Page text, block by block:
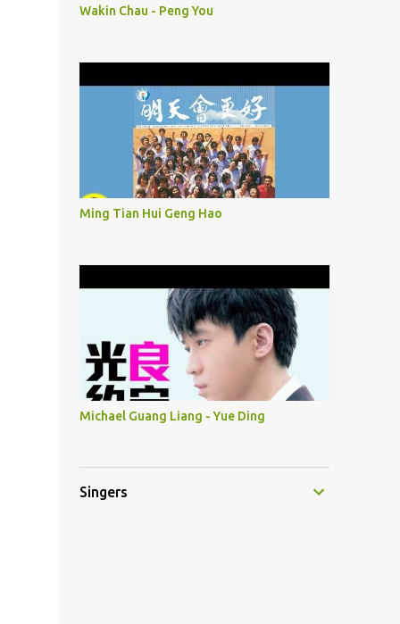
Wakin Chau - Peng You
Ming Tian Hui Geng Hao
Michael Guang Liang - Yue Ding
Singers